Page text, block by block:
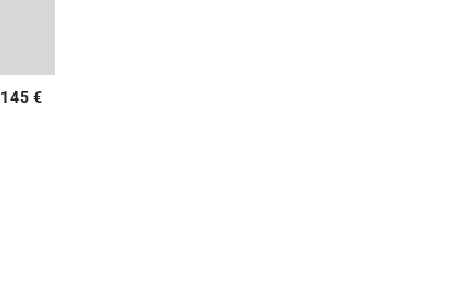
145 €4,5 out of 5 Customer Rating